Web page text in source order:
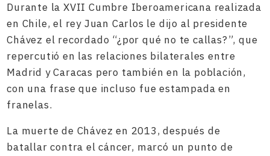
Durante la XVII Cumbre Iberoamericana realizada
en Chile, el rey Juan Carlos le dijo al presidente
Chávez el recordado “¿por qué no te callas?”, que
repercutió en las relaciones bilaterales entre
Madrid y Caracas pero también en la población,
con una frase que incluso fue estampada en
franelas.
La muerte de Chávez en 2013, después de
batallar contra el cáncer, marcó un punto de